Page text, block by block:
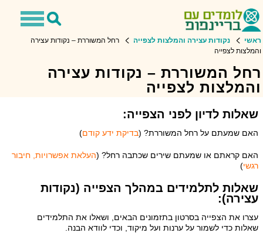
Toggle
Toggle
ראשי נקודות עצירה והמלצות לצפייה
רחל המשוררת – נקודות עצירה
והמלצות לצפייה
רחל המשוררת – נקודות עצירה
והמלצות לצפייה
שאלות לדיון לפני הצפייה:
האם שמעתם על רחל המשוררת? (בדיקת ידע קודם)
האם קראתם או שמעתם שירים שכתבה רחל? (העלאת אפשרויות, חיבור
רגשי)
שאלות לתלמידים במהלך הצפייה (נקודות
עצירה):
עצרו את הצפייה בסרטון בתזמונים הבאים, ושאלו את התלמידים
שאלות כדי לשמור על ערנות ועל מיקוד, וכדי לוודא הבנה.